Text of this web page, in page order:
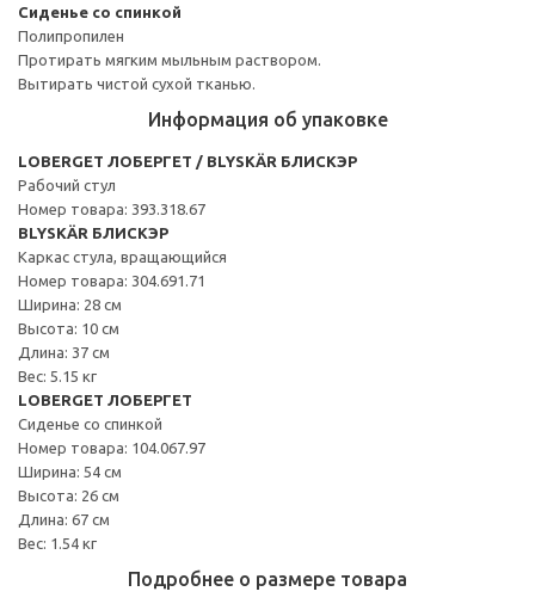
Сиденье со спинкой
Полипропилен
Протирать мягким мыльным раствором.
Вытирать чистой сухой тканью.
Информация об упаковке
LOBERGET ЛОБЕРГЕТ / BLYSKÄR БЛИСКЭР
Рабочий стул
Номер товара: 393.318.67
BLYSKÄR БЛИСКЭР
Каркас стула, вращающийся
Номер товара: 304.691.71
Ширина: 28 см
Высота: 10 см
Длина: 37 см
Вес: 5.15 кг
LOBERGET ЛОБЕРГЕТ
Сиденье со спинкой
Номер товара: 104.067.97
Ширина: 54 см
Высота: 26 см
Длина: 67 см
Вес: 1.54 кг
Подробнее о размере товара